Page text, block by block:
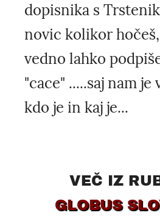
dopisnika s
novic kolikor
vedno lahko
"cace" .....saj nam je
kdo je in kaj je...
VEČ IZ
GLOBUS